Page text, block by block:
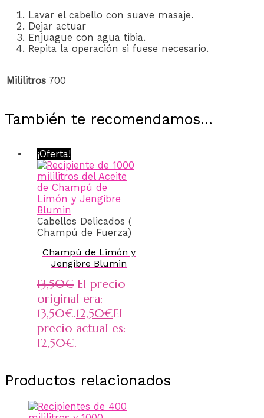
Lavar el cabello con suave masaje.
Dejar actuar
Enjuague con agua tibia.
Repita la operación si fuese necesario.
Mililitros 700
También te recomendamos…
¡Oferta!
Cabellos Delicados (
Champú de Fuerza)
Champú de Limón y
Jengibre Blumin
13,50€ El precio
original era:
13,50€.12,50€El
precio actual es:
12,50€.
Productos relacionados